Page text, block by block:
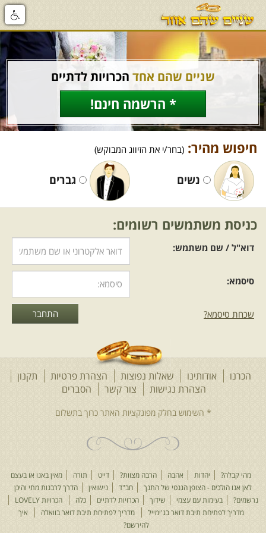
שניים שהם אחד הכרויות לדתיים
* הרשמה חינם!
חיפוש מהיר: (בחר/י את הזיווג המבוקש)
נשים גברים
כניסת משתמשים רשומים:
דוא"ל / שם משתמש:
סיסמא:
שכחת סיסמא?
הכרנו אודותינו שאלות נפוצות הצהרת פרטיות
תקנון
הצהרת נגישות
צור קשר הסברים
מהי קבלה? יהדות אהבה הרבה מצוות? דייט תורה
מאין באנו או בעצם
לאן אנו הולכים - הצופן הגנטי של התנך
חב"ד נישואין
הדרך לרבנות מתי והיכן
נרשמים?
בעימות עם עצמי שידוך הכרויות לדתיים כלה
הכרויות LOVELY
מדריך לפתיחת תיבת דואר בג'ימייל
מדריך לפתיחת תיבת דואר בוואלה
איך
להירשם?